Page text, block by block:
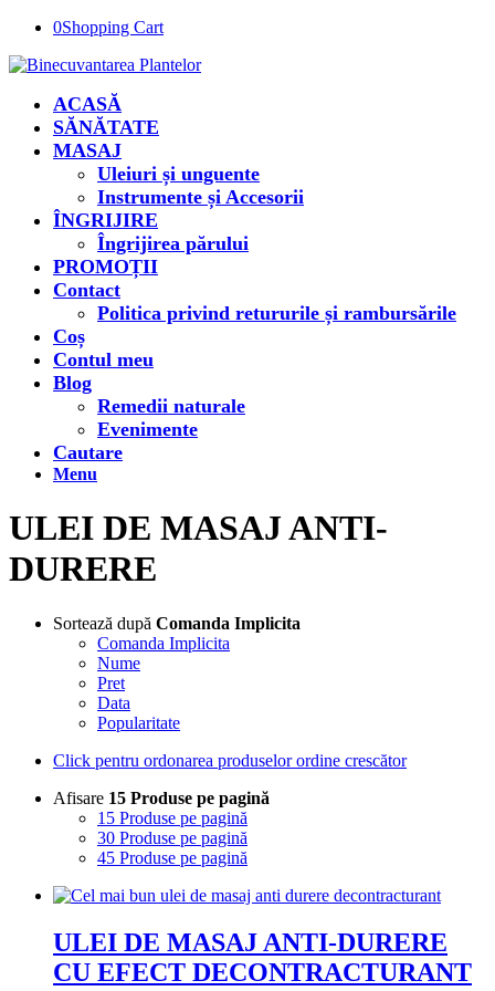
0Shopping Cart
ACASĂ
SĂNĂTATE
MASAJ
Uleiuri și unguente
Instrumente și Accesorii
ÎNGRIJIRE
Îngrijirea părului
PROMOȚII
Contact
Politica privind retururile și rambursările
Coș
Contul meu
Blog
Remedii naturale
Evenimente
Cautare
Menu
ULEI DE MASAJ ANTI-
DURERE
Sortează după Comanda Implicita
Comanda Implicita
Nume
Pret
Data
Popularitate
Click pentru ordonarea produselor ordine crescător
Afisare 15 Produse pe pagină
15 Produse pe pagină
30 Produse pe pagină
45 Produse pe pagină
ULEI DE MASAJ ANTI-DURERE
CU EFECT DECONTRACTURANT